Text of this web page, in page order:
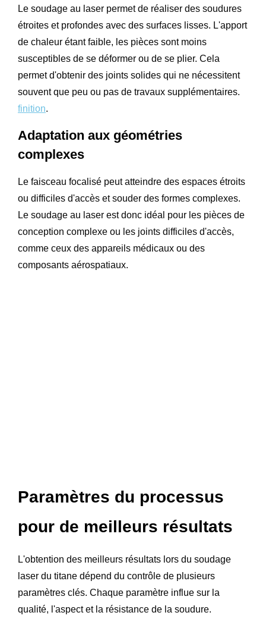
Le soudage au laser permet de réaliser des soudures
étroites et profondes avec des surfaces lisses. L'apport
de chaleur étant faible, les pièces sont moins
susceptibles de se déformer ou de se plier. Cela
permet d'obtenir des joints solides qui ne nécessitent
souvent que peu ou pas de travaux supplémentaires.
finition.
Adaptation aux géométries
complexes
Le faisceau focalisé peut atteindre des espaces étroits
ou difficiles d'accès et souder des formes complexes.
Le soudage au laser est donc idéal pour les pièces de
conception complexe ou les joints difficiles d'accès,
comme ceux des appareils médicaux ou des
composants aérospatiaux.
Paramètres du processus
pour de meilleurs résultats
L'obtention des meilleurs résultats lors du soudage
laser du titane dépend du contrôle de plusieurs
paramètres clés. Chaque paramètre influe sur la
qualité, l'aspect et la résistance de la soudure.